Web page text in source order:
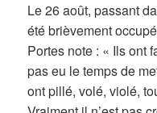
Le 26 août, passant
été brièvement
Portes note : « Ils ont
pas eu le temps de
ont pillé, volé, violé,